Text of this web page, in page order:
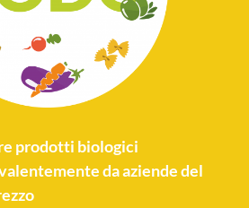
prodotti biologici
da aziende del